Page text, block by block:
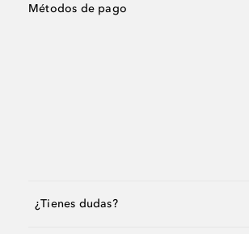
Métodos de pago
¿Tienes dudas?